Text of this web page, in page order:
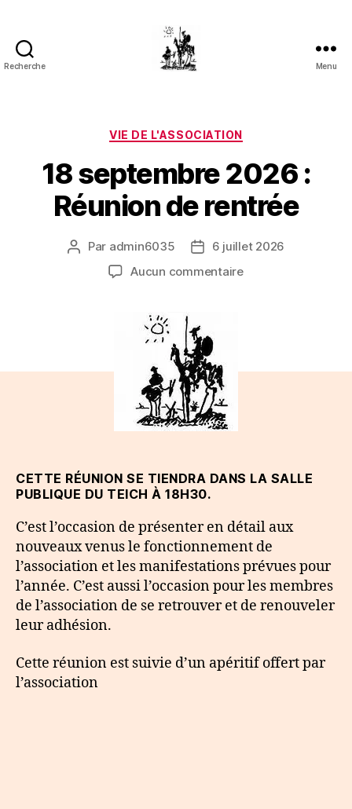
Recherche Menu
Catégories
VIE DE L'ASSOCIATION
18 septembre 2026 :
Réunion de rentrée
Auteur
l’article
Par admin6035
Date6 juillet 2026
Aucun commentairesur
de
CETTE RÉUNION SE TIENDRA DANS LA SALLE
PUBLIQUE DU TEICH À 18H30.
C’est l’occasion de présenter en détail aux
nouveaux venus le fonctionnement de
l’association et les manifestations prévues pour
l’année. C’est aussi l’occasion pour les membres
de l’association de se retrouver et de renouveler
leur adhésion.
Cette réunion est suivie d’un apéritif offert par
l’association